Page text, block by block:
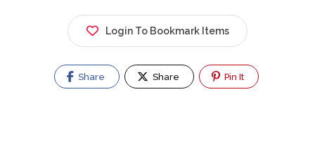
Login To Bookmark Items
Share Share Pin It